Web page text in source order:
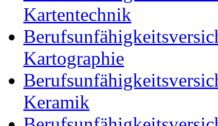
Kartentechnik
Kartographie
Keramik